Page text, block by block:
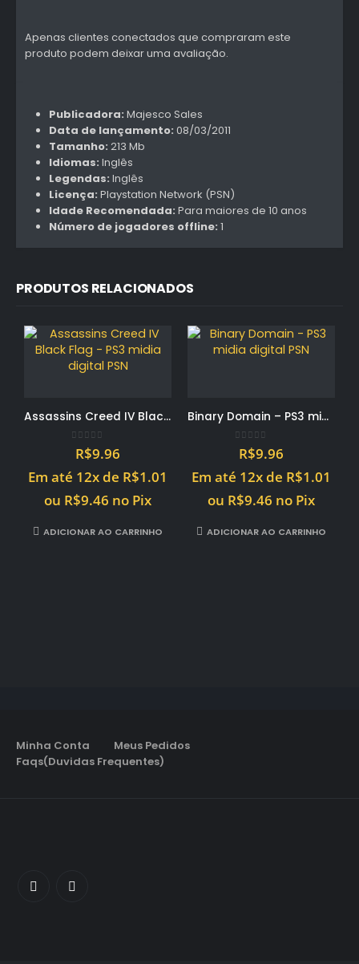
Apenas clientes conectados que compraram este
produto podem deixar uma avaliação.
Publicadora: Majesco Sales
Data de lançamento: 08/03/2011
Tamanho: 213 Mb
Idiomas: Inglês
Legendas: Inglês
Licença: Playstation Network (PSN)
Idade Recomendada: Para maiores de 10 anos
Número de jogadores offline: 1
PRODUTOS RELACIONADOS
Assassins Creed IV Black Flag – PS3 midia digital PSN
0out of 5
R$9.96
Em até 12x de R$1.01
ou R$9.46 no Pix
ADICIONAR AO CARRINHO
Binary Domain – PS3 midia digital PSN
0out of 5
R$9.96
Em até 12x de R$1.01
ou R$9.46 no Pix
ADICIONAR AO CARRINHO
Minha Conta
Meus Pedidos
Faqs(Duvidas Frequentes)